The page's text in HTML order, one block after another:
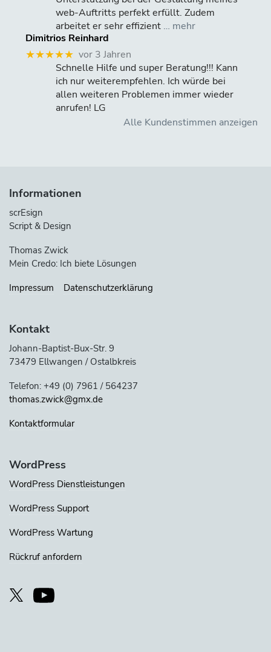
web-Auftritts perfekt erfüllt. Zudem
arbeitet er sehr effizient … mehr
Dimitrios Reinhard
★★★★★ vor 3 Jahren
Schnelle Hilfe und super Beratung!!! Kann
ich nur weiterempfehlen. Ich würde bei
allen weiteren Problemen immer wieder
anrufen! LG
Alle Kundenstimmen anzeigen
Informationen
scrEsign
Script & Design
Thomas Zwick
Mein Credo: Ich biete Lösungen
Impressum
Datenschutzerklärung
Kontakt
Johann-Baptist-Bux-Str. 9
73479 Ellwangen / Ostalbkreis
Telefon: +49 (0) 7961 / 564237
thomas.zwick@gmx.de
Kontaktformular
WordPress
WordPress Dienstleistungen
WordPress Support
WordPress Wartung
Rückruf anfordern